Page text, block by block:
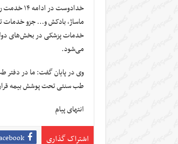
خدادوست
ماساژ، بادکش و… جزو خدمات
خدمات پزشکی در بخش‌های
می‌شود.
وی در پایان گفت: ما در دفتر
طب سنتی تحت پوشش بیمه قرار
انتهای پیام
اشتراک گذاری